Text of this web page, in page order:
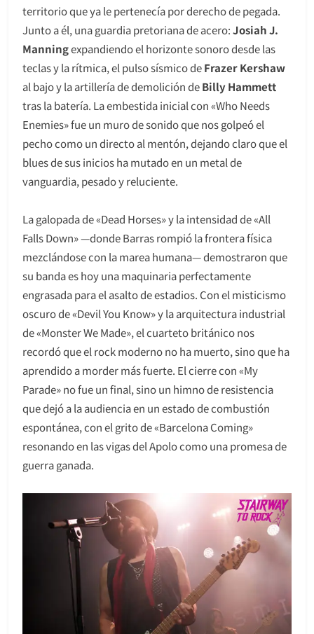
territorio que ya le pertenecía por derecho de pegada.
Junto a él, una guardia pretoriana de acero:Josiah J.
Manningexpandiendo el horizonte sonoro desde las
teclas y la rítmica, el pulso sísmico deFrazer Kershaw
al bajo y la artillería de demolición deBilly Hammett
tras la batería. La embestida inicial con «Who Needs
Enemies» fue un muro de sonido que nos golpeó el
pecho como un directo al mentón, dejando claro que el
blues de sus inicios ha mutado en un metal de
vanguardia, pesado y reluciente.
La galopada de «Dead Horses» y la intensidad de «All
Falls Down» —donde Barras rompió la frontera física
mezclándose con la marea humana— demostraron que
su banda es hoy una maquinaria perfectamente
engrasada para el asalto de estadios. Con el misticismo
oscuro de «Devil You Know» y la arquitectura industrial
de «Monster We Made», el cuarteto británico nos
recordó que el rock moderno no ha muerto, sino que ha
aprendido a morder más fuerte. El cierre con «My
Parade» no fue un final, sino un himno de resistencia
que dejó a la audiencia en un estado de combustión
espontánea, con el grito de «Barcelona Coming»
resonando en las vigas del Apolo como una promesa de
guerra ganada.